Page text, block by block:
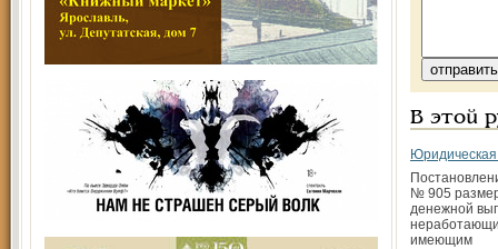
В этой
Юридическая
№ 905
денежной
имеющим